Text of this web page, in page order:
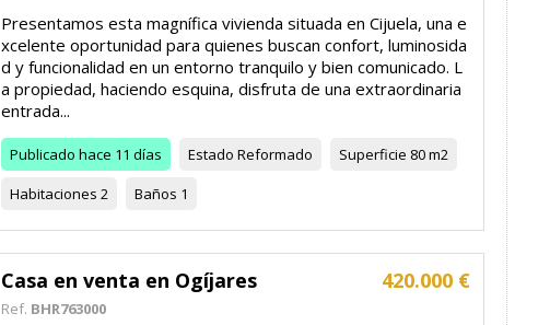
Presentamos esta magnífica vivienda situada en Cijuela, una e
xcelente oportunidad para quienes buscan confort, luminosida
d y funcionalidad en un entorno tranquilo y bien comunicado. L
a propiedad, haciendo esquina, disfruta de una extraordinaria
entrada...
Publicado hace 11 días Estado Reformado Superficie 80 m2
Habitaciones 2 Baños 1
420.000 €
Casa en venta en Ogíjares
Ref. BHR763000